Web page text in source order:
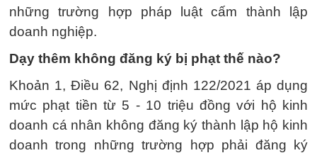
những trường hợp pháp luật cấm thành lập
doanh nghiệp.
Dạy thêm không đăng ký bị phạt thế nào?
Khoản 1, Điều 62, Nghị định 122/2021 áp dụng
mức phạt tiền từ 5 - 10 triệu đồng với hộ kinh
doanh cá nhân không đăng ký thành lập hộ kinh
doanh trong những trường hợp phải đăng ký